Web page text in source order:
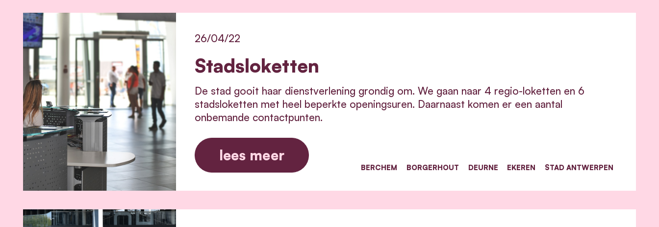
Stadsloketten
26/04/22
De stad gooit haar dienstverlening grondig om. We gaan naar 4 regio-loketten en 6
stadsloketten met heel beperkte openingsuren. Daarnaast komen er een aantal
onbemande contactpunten.
lees meer
BERCHEM BORGERHOUT DEURNE EKEREN STAD ANTWERPEN